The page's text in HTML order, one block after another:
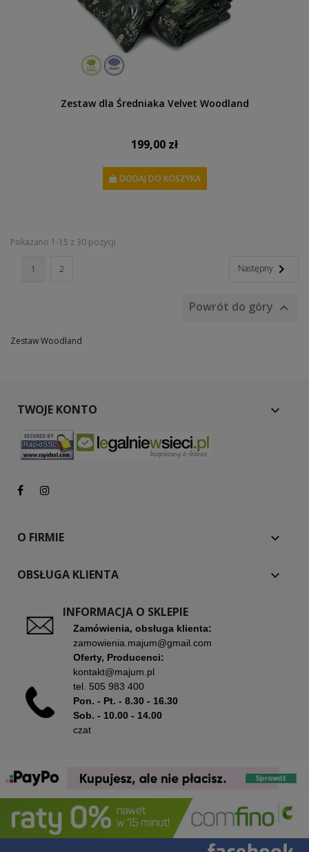
Zestaw dla Średniaka Velvet Woodland
199,00 zł
DODAJ DO KOSZYKA
Pokazano 1-15 z 30 pozycji
1 2 Następny 
Powrót do góry 
Zestaw Woodland
TWOJE KONTO 
O FIRMIE 
OBSŁUGA KLIENTA 
INFORMACJA O SKLEPIE
Zamówienia, obsługa klienta:
zamowienia.majum@gmail.com
Oferty, Producenci:
kontakt@majum.pl
tel. 505 983 400
Pon. - Pt. - 8.30 - 16.30
Sob. - 10.00 - 14.00
czat